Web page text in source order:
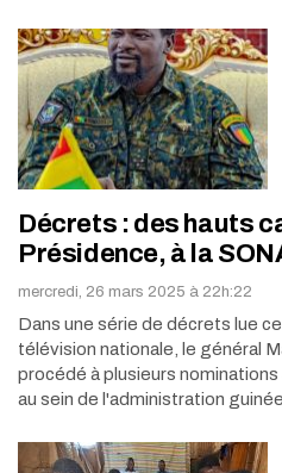
Décrets : des hauts
Présidence, à la
mercredi, 26 mars 2025 à 22h:22
Dans une série de décrets lue
télévision nationale, le général
procédé à plusieurs
au sein de l'administration